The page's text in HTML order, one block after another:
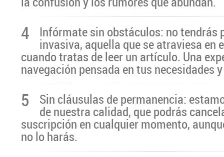
4 Infórmate sin obstáculos: no tendrás
invasiva, aquella que se atraviesa en
cuando tratas de leer un artículo. Una
navegación pensada en tus necesidades
5 Sin cláusulas de permanencia:
de nuestra calidad, que podrás
suscripción en cualquier momento,
no lo harás.